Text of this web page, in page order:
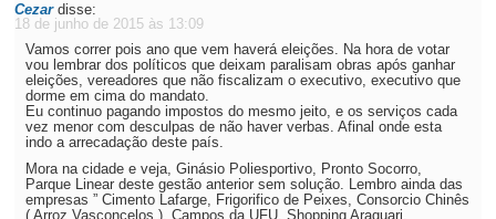
Cezar disse:
18 de junho de 2015 às 13:09
Vamos correr pois ano que vem haverá eleições. Na hora de votar
vou lembrar dos políticos que deixam paralisam obras após ganhar
eleições, vereadores que não fiscalizam o executivo, executivo que
dorme em cima do mandato.
Eu continuo pagando impostos do mesmo jeito, e os serviços cada
vez menor com desculpas de não haver verbas. Afinal onde esta
indo a arrecadação deste país.
Mora na cidade e veja, Ginásio Poliesportivo, Pronto Socorro,
Parque Linear deste gestão anterior sem solução. Lembro ainda das
empresas ” Cimento Lafarge, Frigorifico de Peixes, Consorcio Chinês
( Arroz Vasconcelos ), Campos da UFU, Shopping Araguari,